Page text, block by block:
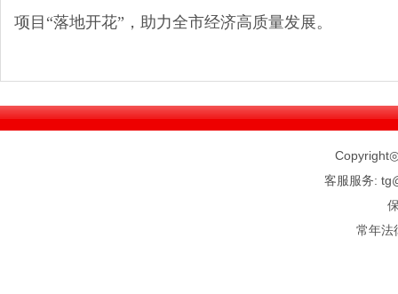
项目“落地开花”，助力全市经济高质量发展。
客服服务:
常年法